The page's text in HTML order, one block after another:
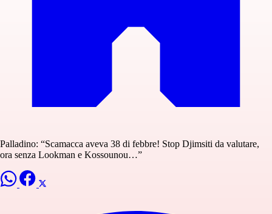
Palladino: “Scamacca aveva 38 di febbre! Stop Djimsiti da valutare,
ora senza Lookman e Kossounou…”